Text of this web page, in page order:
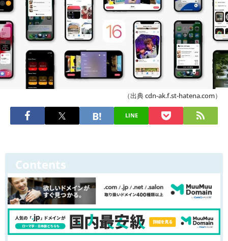
（出典 cdn-ak.f.st-hatena.com）
LINE
Contents